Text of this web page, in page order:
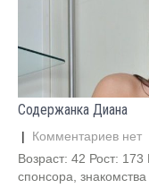
Содержанка Диана
| Комментариев нет
Возраст: 42 Рост:
спонсора,